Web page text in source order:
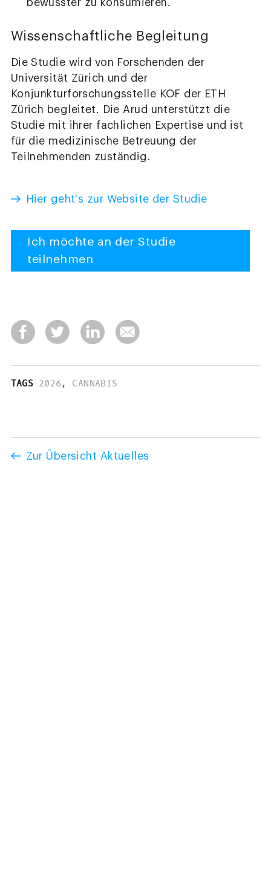
bewusster zu konsumieren.
Wissenschaftliche Begleitung
Die Studie wird von Forschenden der
Universität Zürich und der
Konjunkturforschungsstelle KOF der ETH
Zürich begleitet. Die Arud unterstützt die
Studie mit ihrer fachlichen Expertise und ist
für die medizinische Betreuung der
Teilnehmenden zuständig.
Hier geht's zur Website der Studie
Ich möchte an der Studie
teilnehmen
TAGS 2026 , CANNABIS
Zur Übersicht Aktuelles